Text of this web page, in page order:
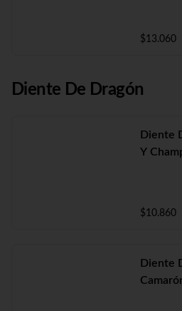
$13.060
Diente De Dragón
Diente
Y
$10.860
Diente